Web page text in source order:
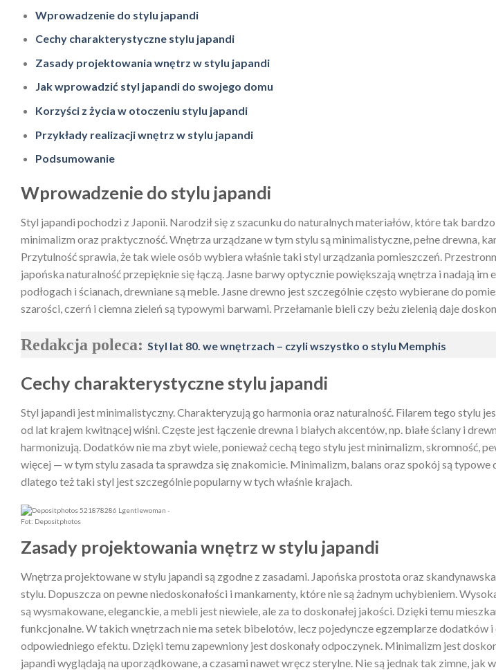
Wprowadzenie do stylu japandi
Cechy charakterystyczne stylu japandi
Zasady projektowania wnętrz w stylu japandi
Jak wprowadzić styl japandi do swojego domu
Korzyści z życia w otoczeniu stylu japandi
Przykłady realizacji wnętrz w stylu japandi
Podsumowanie
Wprowadzenie do stylu japandi
Styl japandi pochodzi z Japonii. Narodził się z szacunku do naturalnych materiałów, które tak
minimalizm oraz praktyczność. Wnętrza urządzane w tym stylu są minimalistyczne, pełne drewna,
Przytulność sprawia, że tak wiele osób wybiera właśnie taki styl urządzania pomieszczeń.
japońska naturalność przepięknie się łączą. Jasne barwy optycznie powiększają wnętrza i nadają im
podłogach i ścianach, drewniane są meble. Jasne drewno jest szczególnie często wybierane do
szarości, czerń i ciemna zieleń są typowymi barwami. Przełamanie bieli czy beżu zielenią daje
Redakcja poleca: Styl lat 80. we wnętrzach – czyli wszystko o stylu Memphis
Cechy charakterystyczne stylu japandi
Styl japandi jest minimalistyczny. Charakteryzują go harmonia oraz naturalność. Filarem tego stylu
od lat krajem kwitnącej wiśni. Częste jest łączenie drewna i białych akcentów, np. białe ściany i
harmonizują. Dodatków nie ma zbyt wiele, ponieważ cechą tego stylu jest minimalizm, skromność,
więcej — w tym stylu zasada ta sprawdza się znakomicie. Minimalizm, balans oraz spokój są typowe
dlatego też taki styl jest szczególnie popularny w tych właśnie krajach.
Fot: Depositphotos
Zasady projektowania wnętrz w stylu japandi
Wnętrza projektowane w stylu japandi są zgodne z zasadami. Japońska prostota oraz
stylu. Dopuszcza on pewne niedoskonałości i mankamenty, które nie są żadnym uchybieniem.
są wysmakowane, eleganckie, a mebli jest niewiele, ale za to doskonałej jakości. Dzięki temu
funkcjonalne. W takich wnętrzach nie ma setek bibelotów, lecz pojedyncze egzemplarze dodatków
odpowiedniego efektu. Dzięki temu zapewniony jest doskonały odpoczynek. Minimalizm jest
japandi wyglądają na uporządkowane, a czasami nawet wręcz sterylne. Nie są jednak tak zimne, jak